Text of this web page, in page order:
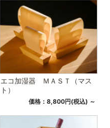
エコ加湿器 ＭＡＳＴ（マス
ト）
価格：8,800円(税込) ～